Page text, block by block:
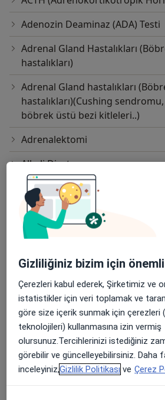
Adenozin Deaminaz (ADA) Testi
Adrenal Gland Hastalıkları
hastalıkları)
Adrenal Gland hastalıkları
hastalıkları)(Cushing
böbrek üstü bezi kitleleri..)
Adrenalektomi
Alkali Diyet
Anti-Mikrozomal Antikor(Anti-
Testi)
Boyun USG
Diabetes Mellitusta Insülin
Diyabet (Şeker hastalığı) (Tip 1
gebelik diyabeti)
Diyabet Tedavisi
Gizliliğiniz bizim için önemli
Çerezleri kabul ederek, Şirketimiz ve
istatistikler için veri toplamak ve
göre size içerik sunmak için çerezleri
teknolojileri) kullanmasına izin vermiş
olursunuz.Tercihlerinizi istediğiniz
görebilir ve güncelleyebilirsiniz. Daha
inceleyiniz,Gizlilik Politikası ve Çerez